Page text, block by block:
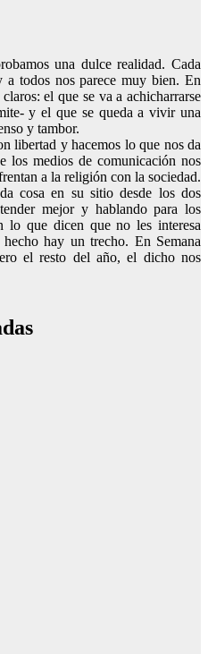
una dulce realidad. Cada
todos nos parece muy bien. En
el que se va a achicharrarse
y el que se queda a vivir una
y tambor.
libertad y hacemos lo que nos da
los medios de comunicación nos
a la religión con la sociedad.
cosa en su sitio desde los dos
mejor y hablando para los
lo que dicen que no les interesa
hay un trecho. En Semana
el resto del año, el dicho nos